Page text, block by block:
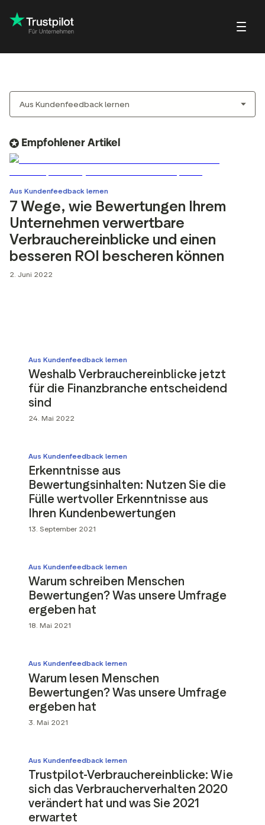
GroßunternehmenBewertungen
Bewertungen und
Widgets
Tools
Bilanz Ihrer Bewertungen
Markteinblicke
Erkenntnisse aus
Tipps & Tatsachen
Partner: Referral-Programm
Empfohlener Artikel
Aus Kundenfeedback lernen
7 Wege, wie Bewertungen Ihrem
Unternehmen verwertbare
Verbrauchereinblicke und einen
besseren ROI bescheren können
2. Juni 2022
Aus Kundenfeedback lernen
Weshalb Verbrauchereinblicke jetzt
für die Finanzbranche entscheidend
sind
24. Mai 2022
Aus Kundenfeedback lernen
Erkenntnisse aus
Bewertungsinhalten: Nutzen Sie die
Fülle wertvoller Erkenntnisse aus
Ihren Kundenbewertungen
13. September 2021
Aus Kundenfeedback lernen
Warum schreiben Menschen
Bewertungen? Was unsere Umfrage
ergeben hat
18. Mai 2021
Aus Kundenfeedback lernen
Warum lesen Menschen
Bewertungen? Was unsere Umfrage
ergeben hat
3. Mai 2021
Aus Kundenfeedback lernen
Trustpilot-Verbrauchereinblicke: Wie
sich das Verbraucherverhalten 2020
verändert hat und was Sie 2021
erwartet